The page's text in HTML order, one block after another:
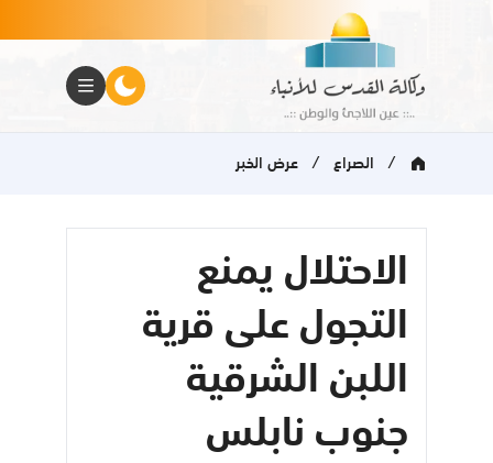
/ الصراع / عرض الخبر
الاحتلال يمنع
التجول على قرية
اللبن الشرقية
جنوب نابلس